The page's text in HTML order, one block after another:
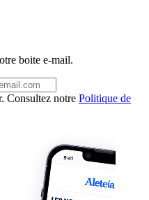
boite e-mail.
Consultez notre Politique de